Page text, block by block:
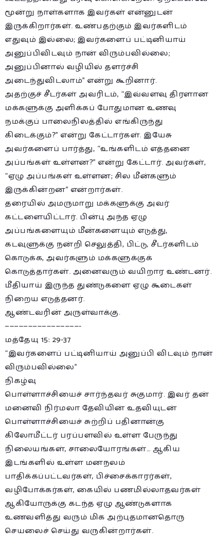
மூன்று நாள்களாக இவர்கள் என்னுடன்
இருக்கிறார்கள். உண்பதற்கும் இவர்களிடம்
எதுவும் இல்லை; இவர்களைப் பட்டினியாய்
அனுப்பிவிடவும் நான் விரும்பவில்லை;
அனுப்பினால் வழியில் தளர்ச்சி
அடைந்துவிடலாம்” என்று கூறினார்.
அதற்குச் சீடர்கள் அவரிடம், “இவ்வளவு திரளான
மக்களுக்கு அளிக்கப் போதுமான உணவு
நமக்குப் பாலைநிலத்தில் எங்கிருந்து
கிடைக்கும்?” என்று கேட்டார்கள். இயேசு
அவர்களைப் பார்த்து, “உங்களிடம் எத்தனை
அப்பங்கள் உள்ளன?” என்று கேட்டார். அவர்கள்,
“ஏழு அப்பங்கள் உள்ளன; சில மீன்களும்
இருக்கின்றன” என்றார்கள்.
தரையில் அமருமாறு மக்களுக்கு அவர்
கட்டளையிட்டார். பின்பு அந்த ஏழு
அப்பங்களையும் மீன்களையும் எடுத்து,
கடவுளுக்கு நன்றி செலுத்தி, பிட்டு, சீடர்களிடம்
கொடுக்க, அவர்களும் மக்களுக்குக்
கொடுத்தார்கள். அனைவரும் வயிறார உண்டனர்.
மீதியாய் இருந்த துண்டுகளை ஏழு கூடைகள்
நிறைய எடுத்தனர்.
ஆண்டவரின் அருள்வாக்கு.
————————————————-
மத்தேயு 15: 29-37
“இவர்களைப் பட்டினியாய் அனுப்பி விடவும் நான்
விரும்பவில்லை”
நிகழ்வு
பொள்ளாச்சியைச் சார்ந்தவர் சுகுமார். இவர் தன்
மனைவி நிர்மலா தேவியின் உதவியுடன்
பொள்ளாச்சியைச் சுற்றிப் பதினான்கு
கிலோமீட்டர் பரப்பளவில் உள்ள பேருந்து
நிலையங்கள், சாலையோரங்கள்… ஆகிய
இடங்களில் உள்ள மனநலம்
பாதிக்கப்பட்டவர்கள், பிச்சைக்காரர்கள்,
வழிபோக்கர்கள், கையில் பணமில்லாதவர்கள்
ஆகியோருக்கு கடந்த ஏழு ஆண்டுகளாக
உணவளித்து வரும் மிக அற்புதமானதொரு
செயலைச் செய்து வருகின்றார்கள்.